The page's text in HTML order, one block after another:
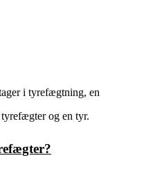
i tyrefægtning, en
og en tyr.